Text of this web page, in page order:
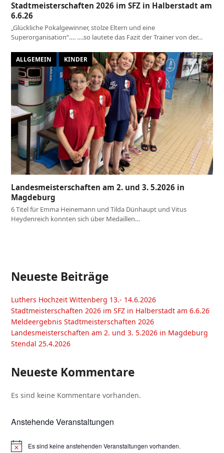
Stadtmeisterschaften 2026 im SFZ in Halberstadt am
6.6.26
„Glückliche Pokalgewinner, stolze Eltern und eine
Superorganisation“…. ….so lautete das Fazit der Trainer von der…
ALLGEMEIN KINDER
Landesmeisterschaften am 2. und 3. 5.2026 in
Magdeburg
6 Titel für Emma Heinemann und Tilda Dünhaupt und Vitus
Heydenreich konnten sich über Medaillen…
Neueste Beiträge
Luthers Hochzeit Wittenberg 13.- 14.6.2026
Stadtmeisterschaften 2026 im SFZ in Halberstadt am 6.6.26
Meldeergebnis Stadtmeisterschaften 2026
Landesmeisterschaften am 2. und 3. 5.2026 in Magdeburg
Stendal 25.4.2026
Neueste Kommentare
Es sind keine Kommentare vorhanden.
Anstehende Veranstaltungen
Es sind keine anstehenden Veranstaltungen vorhanden.